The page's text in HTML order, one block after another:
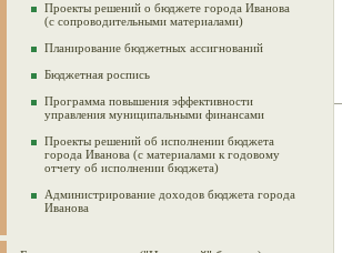
Проекты решений о бюджете города Иванова
(с сопроводительными материалами)
Планирование бюджетных ассигнований
Бюджетная роспись
Программа повышения эффективности
управления муниципальными финансами
Проекты решений об исполнении бюджета
города Иванова (с материалами к годовому
отчету об исполнении бюджета)
Администрирование доходов бюджета города
Иванова